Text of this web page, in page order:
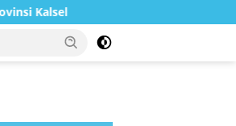
Bupati Tanah Bumbu Resmi Buka